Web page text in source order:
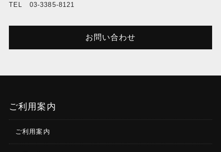
TEL 03-3385-8121
お問い合わせ
ご利用案内
ご利用案内